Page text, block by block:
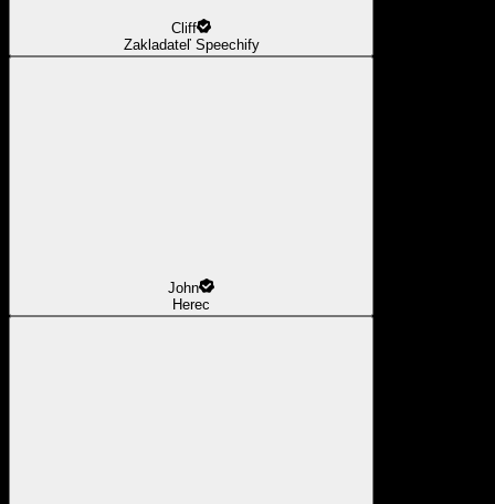
Cliff
Zakladateľ Speechify
John
Herec